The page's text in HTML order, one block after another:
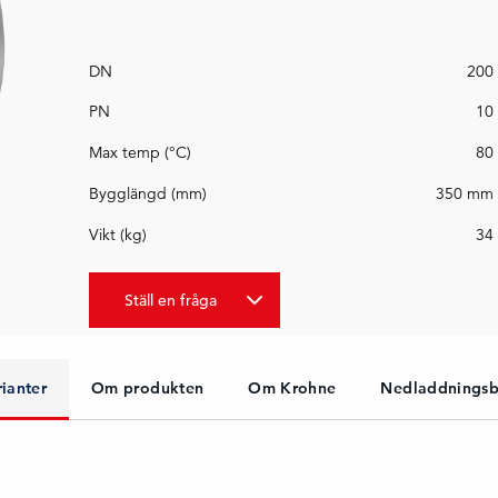
DN 200
PN 10
Max temp (°C) 80
Bygglängd (mm) 350 mm
Vikt (kg) 34
Ställ en fråga
Om produkten Om Krohne